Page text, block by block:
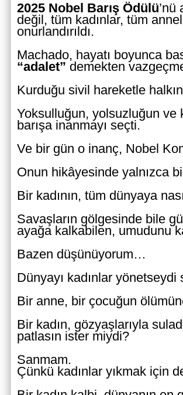
2025 Nobel Barış Ödülü’nü
değil, tüm kadınlar, tüm
onurlandırıldı.
Machado, hayatı boyunca
“adalet” demekten
Kurduğu sivil hareketle
Yoksulluğun, yolsuzluğun
barışa inanmayı seçti.
Ve bir gün o inanç, Nobel
Onun hikâyesinde yalnızca
Bir kadının, tüm dünyaya
Savaşların gölgesinde bile
ayağa kalkabilen, umudunu
Bazen düşünüyorum…
Dünyayı kadınlar
Bir anne, bir çocuğun
Bir kadın, gözyaşlarıyla
patlasın ister miydi?
Sanmam.
Çünkü kadınlar yıkmak için